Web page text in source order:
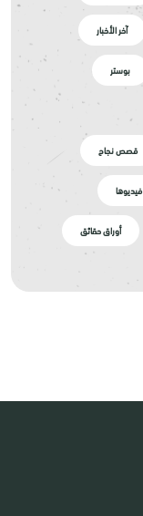
آخر الأخبار
بوستر
قصص نجاح
فيديوها
أوراق حقائق